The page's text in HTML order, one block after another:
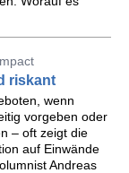
riskant
wenn
vorgeben oder
– oft zeigt die
auf Einwände
Andreas